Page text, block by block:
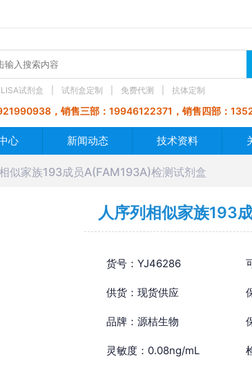
试剂盒 试剂盒定制 免费代测 抗体定制
，销售三部：19946122371，销售四部：
心 新闻动态 技术资料
似家族193成员A(FAM193A)检测试剂盒
人序列相似家族193
货号：YJ46286
供货：现货供应
品牌：源桔生物
灵敏度：0.08ng/mL